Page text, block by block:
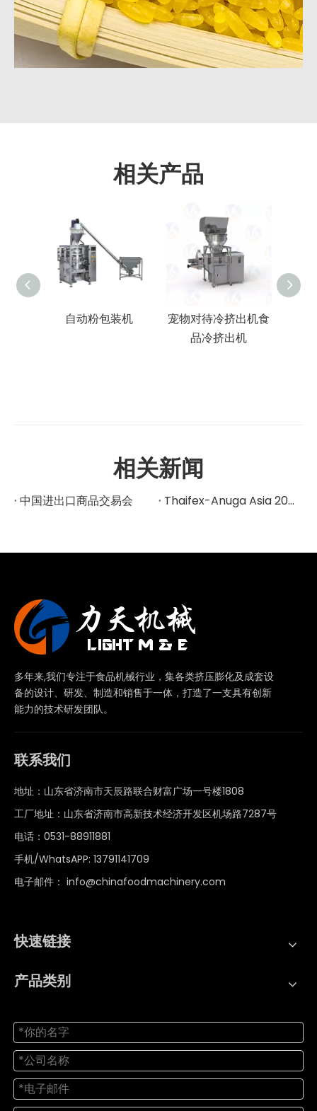
相关产品
自动粉包装机
宠物对待冷挤出机食
品冷挤出机
相关新闻
中国进出口商品交易会 Thaifex-Anuga Asia 2024展览会
多年来,我们专注于食品机械行业，集各类挤压膨化及成套设
备的设计、研发、制造和销售于一体，打造了一支具有创新
能力的技术研发团队。
联系我们
地址：山东省济南市天辰路联合财富广场一号楼1808
工厂地址：山东省济南市高新技术经济开发区机场路7287号
电话：0531-88911881
手机/WhatsAPP: 13791141709
电子邮件： info@chinafoodmachinery.com
快速链接
产品类别